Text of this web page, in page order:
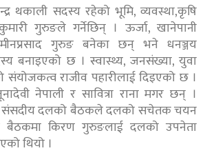
थकाली सदस्य रहेको भूमि, व्यवस्था,कृषि
गुरुङले गर्नेछिन् । ऊर्जा, खानेपानी
गुरुङ बनेका छन् भने धनञ्जय
बनाइएको छ । स्वास्थ्य, जनसंख्या, युवा
राजीव पहारीलाई दिइएको छ ।
नेपाली र सावित्रा राना मगर छन् ।
संसदीय दलको बैठकले दलको सचेतक चयन
बैठकमा किरण गुरुङलाई दलको उपनेता
थियो ।